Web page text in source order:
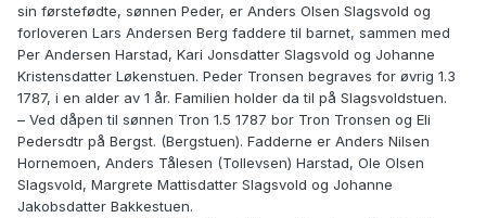
sin førstefødte, sønnen Peder, er Anders Olsen Slagsvold og
forloveren Lars Andersen Berg faddere til barnet, sammen med
Per Andersen Harstad, Kari Jonsdatter Slagsvold og Johanne
Kristensdatter Løkenstuen. Peder Tronsen begraves for øvrig 1.3
1787, i en alder av 1 år. Familien holder da til på Slagsvoldstuen.
– Ved dåpen til sønnen Tron 1.5 1787 bor Tron Tronsen og Eli
Pedersdtr på Bergst. (Bergstuen). Fadderne er Anders Nilsen
Hornemoen, Anders Tålesen (Tollevsen) Harstad, Ole Olsen
Slagsvold, Margrete Mattisdatter Slagsvold og Johanne
Jakobsdatter Bakkestuen.